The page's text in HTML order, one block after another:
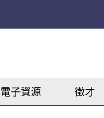
電子資源 徵才